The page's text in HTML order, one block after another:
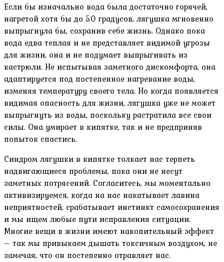
Если бы изначально вода была достаточно горячей,
нагретой хотя бы до 50 градусов, лягушка мгновенно
выпрыгнула бы, сохранив себе жизнь. Однако пока
вода едва теплая и не представляет видимой угрозы
для жизни, она и не подумает выпрыгивать из
кастрюли. Не испытывая заметного дискомфорта, она
адаптируется под постепенное нагревание воды,
изменяя температуру своего тела. Но когда появляется
видимая опасность для жизни, лягушка уже не может
выпрыгнуть из воды, поскольку растратила все свои
силы. Она умирает в кипятке, так и не предприняв
попыток спастись.
Синдром лягушки в кипятке толкает нас терпеть
надвигающиеся проблемы, пока они не несут
заметных потрясений. Согласитесь, мы моментально
активизируемся, когда на нас накатывает лавина
неприятностей, срабатывает инстинкт самосохранения
и мы ищем любые пути исправления ситуации.
Многие вещи в жизни имеют накопительный эффект
– так мы привыкаем дышать токсичным воздухом, не
замечая, что он постепенно отравляет нас.